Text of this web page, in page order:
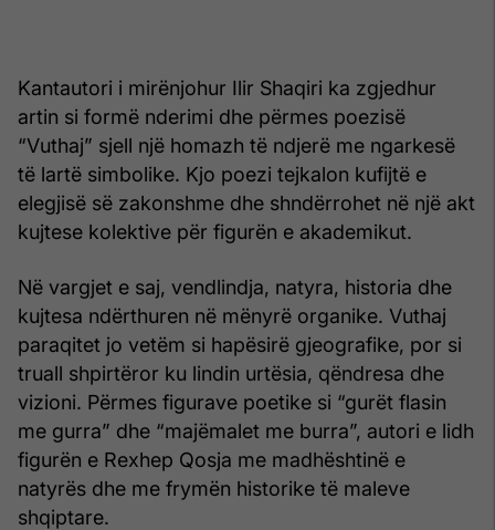
Kantautori i mirënjohur Ilir Shaqiri ka zgjedhur
artin si formë nderimi dhe përmes poezisë
“Vuthaj” sjell një homazh të ndjerë me ngarkesë
të lartë simbolike. Kjo poezi tejkalon kufijtë e
elegjisë së zakonshme dhe shndërrohet në një akt
kujtese kolektive për figurën e akademikut.
Në vargjet e saj, vendlindja, natyra, historia dhe
kujtesa ndërthuren në mënyrë organike. Vuthaj
paraqitet jo vetëm si hapësirë gjeografike, por si
truall shpirtëror ku lindin urtësia, qëndresa dhe
vizioni. Përmes figurave poetike si “gurët flasin
me gurra” dhe “majëmalet me burra”, autori e lidh
figurën e Rexhep Qosja me madhështinë e
natyrës dhe me frymën historike të maleve
shqiptare.